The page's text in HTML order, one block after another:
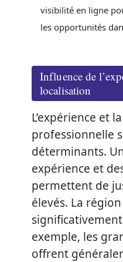
visibilité en ligne
les opportunités
Influence de
localisation
L’expérience et
professionnelle
déterminants.
expérience et
permettent de
élevés. La
exemple, les
offrent